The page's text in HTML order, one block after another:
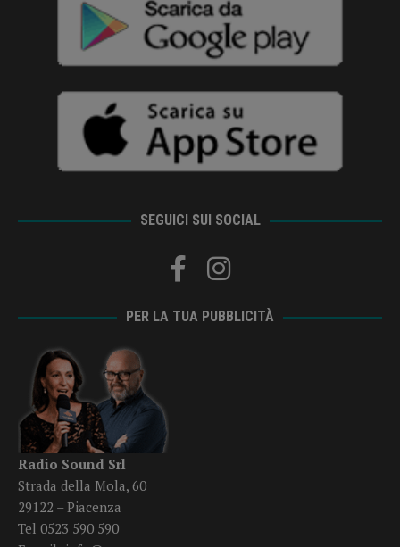
SEGUICI SUI SOCIAL
PER LA TUA PUBBLICITÀ
Radio Sound Srl
Strada della Mola, 60
29122 – Piacenza
Tel 0523 590 590